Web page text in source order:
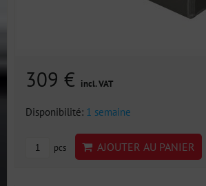
309 € incl. VAT
Disponibilité: 1 semaine
pcs AJOUTER AU PANIER